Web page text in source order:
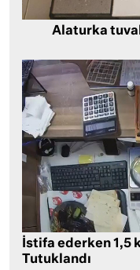
Alaturka
İstifa ederken 1,5
Tutuklandı